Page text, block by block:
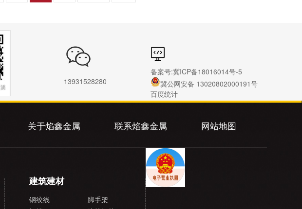
13931528280
备案号:冀ICP备18016014号-5
冀公网安备 13020802000191号
百度统计
关于焰鑫金属 联系焰鑫金属 网站地图
建筑建材
钢绞线
脚手架